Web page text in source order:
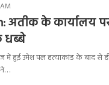
अतीक के कार्यालय
धब्बे
में हुई उमेश पल हत्याकांड के बाद